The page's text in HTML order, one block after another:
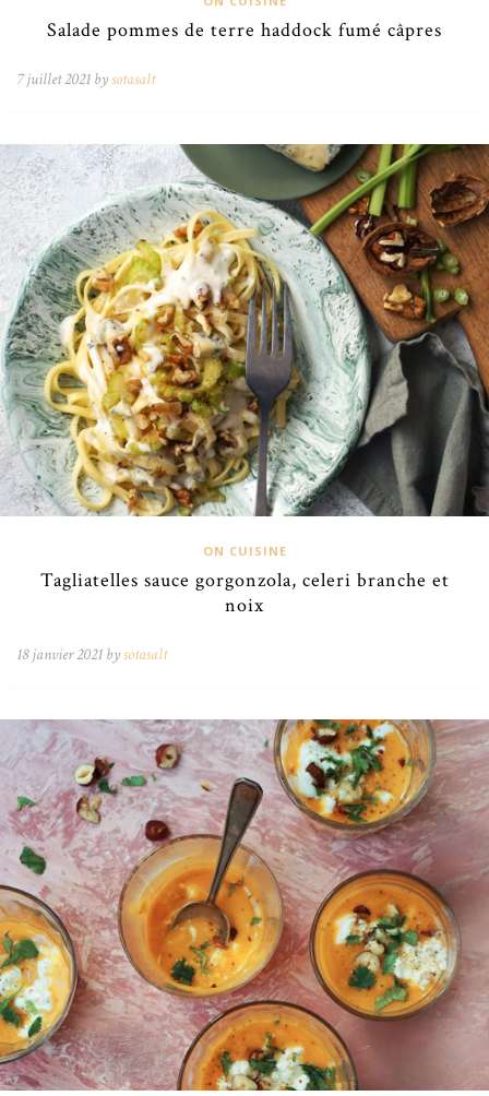
Salade pommes de terre haddock fumé câpres
7 juillet 2021 bysotasalt
ON CUISINE
Tagliatelles sauce gorgonzola, celeri branche et
noix
18 janvier 2021 bysotasalt